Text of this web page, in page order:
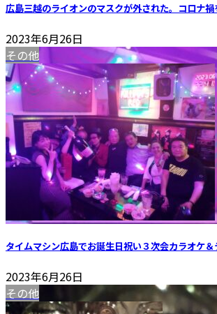
広島三越のライオンのマスクが外された。コロナ禍
2023年6月26日
その他
タイムマシン広島でお誕生日祝い３次会カラオケ＆
2023年6月26日
その他